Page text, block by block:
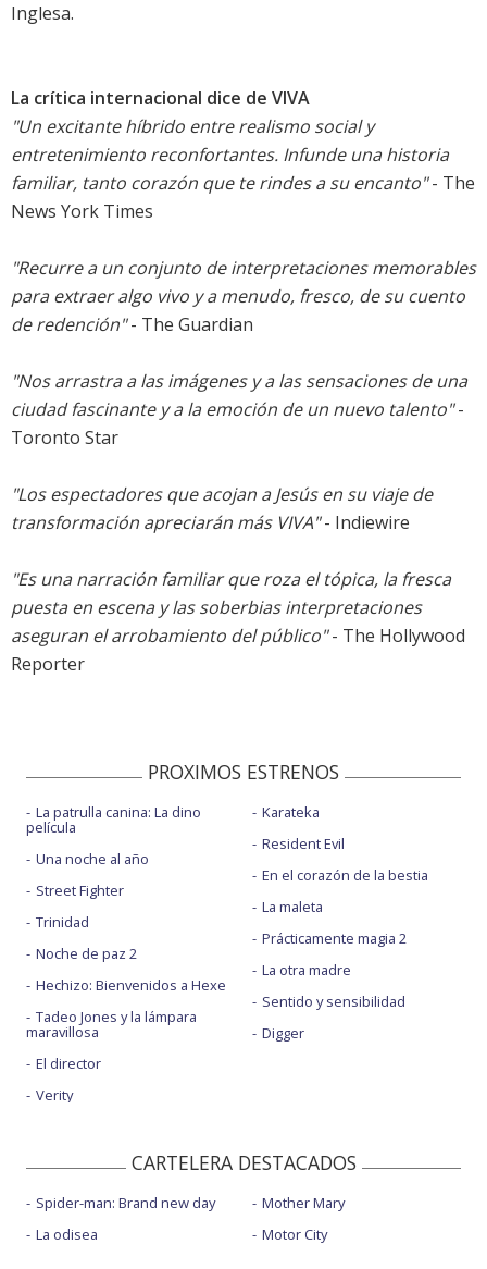
Inglesa.
La crítica internacional dice de VIVA
"Un excitante híbrido entre realismo social y
entretenimiento reconfortantes. Infunde una historia
familiar, tanto corazón que te rindes a su encanto"- The
News York Times
"Recurre a un conjunto de interpretaciones memorables
para extraer algo vivo y a menudo, fresco, de su cuento
de redención"- The Guardian
"Nos arrastra a las imágenes y a las sensaciones de una
ciudad fascinante y a la emoción de un nuevo talento"-
Toronto Star
"Los espectadores que acojan a Jesús en su viaje de
transformación apreciarán más VIVA"- Indiewire
"Es una narración familiar que roza el tópica, la fresca
puesta en escena y las soberbias interpretaciones
aseguran el arrobamiento del público"- The Hollywood
Reporter
PROXIMOS ESTRENOS
La patrulla canina: La dino
película
Una noche al año
Street Fighter
Trinidad
Noche de paz 2
Hechizo: Bienvenidos a Hexe
Tadeo Jones y la lámpara
maravillosa
El director
Verity
Karateka
Resident Evil
En el corazón de la bestia
La maleta
Prácticamente magia 2
La otra madre
Sentido y sensibilidad
Digger
CARTELERA DESTACADOS
Spider-man: Brand new day
La odisea
Mother Mary
Motor City